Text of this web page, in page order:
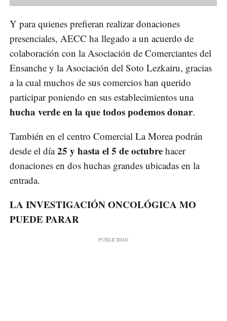
Y para quienes prefieran realizar donaciones
presenciales, AECC ha llegado a un acuerdo de
colaboración con la Asociación de Comerciantes del
Ensanche y la Asociación del Soto Lezkairu, gracias
a la cual muchos de sus comercios han querido
participar poniendo en sus establecimientos una
hucha verde en la que todos podemos donar.
También en el centro Comercial La Morea podrán
desde el día25 y hasta el 5 de octubre hacer
donaciones en dos huchas grandes ubicadas en la
entrada.
LA INVESTIGACIÓN ONCOLÓGICA MO
PUEDE PARAR